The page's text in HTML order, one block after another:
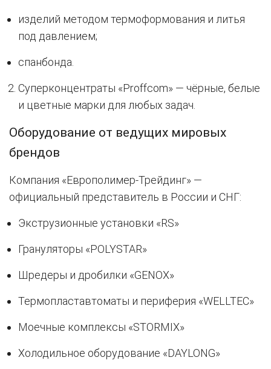
изделий методом термоформования и литья
под давлением;
спанбонда.
Суперконцентраты «Proffcom» — чёрные, белые
и цветные марки для любых задач.
Оборудование от ведущих мировых
брендов
Компания «Европолимер-Трейдинг» —
официальный представитель в России и СНГ:
Экструзионные установки «RS»
Грануляторы «POLYSTAR»
Шредеры и дробилки «GENOX»
Термопластавтоматы и периферия «WELLTEC»
Моечные комплексы «STORMIX»
Холодильное оборудование «DAYLONG»